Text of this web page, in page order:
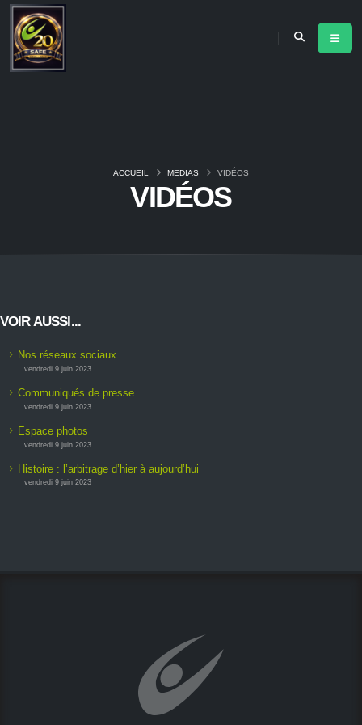
VIDÉOS
ACCUEIL MEDIAS VIDÉOS
VOIR AUSSI...
Nos réseaux sociaux
vendredi 9 juin 2023
Communiqués de presse
vendredi 9 juin 2023
Espace photos
vendredi 9 juin 2023
Histoire : l’arbitrage d’hier à aujourd’hui
vendredi 9 juin 2023